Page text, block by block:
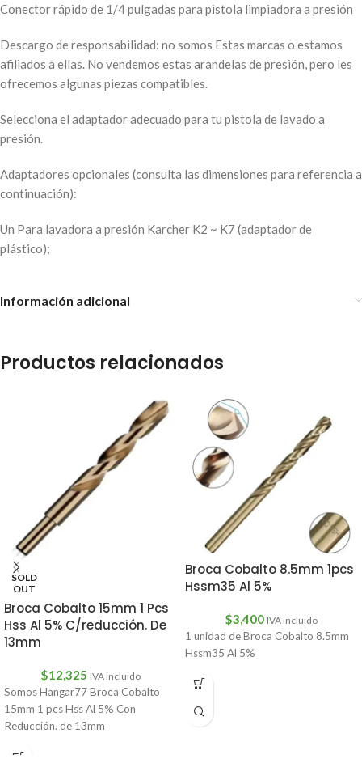
Conector rápido de 1/4 pulgadas para pistola limpiadora a presión
Descargo de responsabilidad: no somos Estas marcas o estamos
afiliados a ellas. No vendemos estas arandelas de presión, pero les
ofrecemos algunas piezas compatibles.
Selecciona el adaptador adecuado para tu pistola de lavado a
presión.
Adaptadores opcionales (consulta las dimensiones para referencia a
continuación):
Un Para lavadora a presión Karcher K2 ~ K7 (adaptador de
plástico);
Información adicional
Productos relacionados
SOLD
OUT
Broca Cobalto 15mm 1 Pcs
Hss Al 5% C/reducción. De
13mm
$12,325 IVA incluido
Somos Hangar77 Broca Cobalto
15mm 1 pcs Hss Al 5% Con
Reducción. de 13mm
Broca Cobalto 8.5mm 1pcs
Hssm35 Al 5%
$3,400 IVA incluido
1 unidad de Broca Cobalto 8.5mm
Hssm35 Al 5%